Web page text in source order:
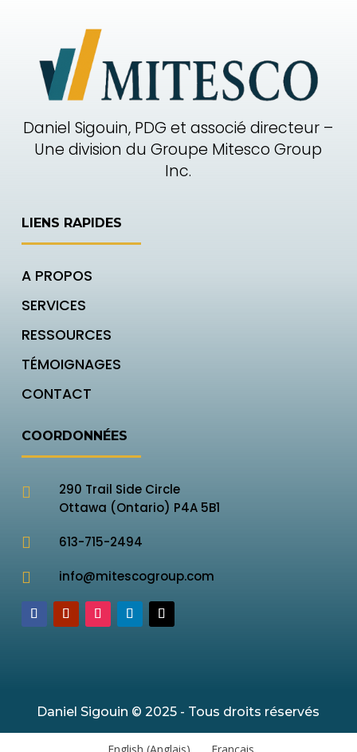
COORDONNÉES

290 Trail Side Circle
Ottawa (Ontario) P4A 5B1
 613-715-2494
 info@mitescogroup.com
LIENS RAPIDES
A PROPOS
SERVICES
RESSOURCES
TÉMOIGNAGES
CONTACT
Daniel Sigouin, PDG et associé directeur –
Une division du Groupe Mitesco Group
Inc.
Daniel Sigouin © 2025 - Tous droits réservés